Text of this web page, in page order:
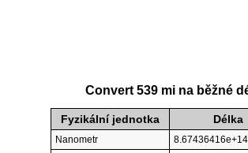
Convert 539 mi na běžné
Fyzikální jednotka Délka
Nanometr